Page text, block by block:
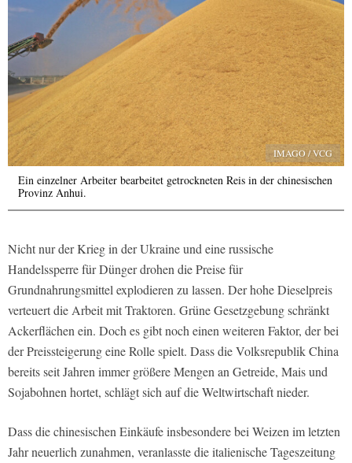
IMAGO / VCG
Ein einzelner Arbeiter bearbeitet getrockneten Reis in der chinesischen
Provinz Anhui.
Nicht nur der Krieg in der Ukraine und eine russische
Handelssperre für Dünger drohen die Preise für
Grundnahrungsmittel explodieren zu lassen. Der hohe Dieselpreis
verteuert die Arbeit mit Traktoren. Grüne Gesetzgebung schränkt
Ackerflächen ein. Doch es gibt noch einen weiteren Faktor, der bei
der Preissteigerung eine Rolle spielt. Dass die Volksrepublik China
bereits seit Jahren immer größere Mengen an Getreide, Mais und
Sojabohnen hortet, schlägt sich auf die Weltwirtschaft nieder.
Dass die chinesischen Einkäufe insbesondere bei Weizen im letzten
Jahr neuerlich zunahmen, veranlasste die italienische Tageszeitung